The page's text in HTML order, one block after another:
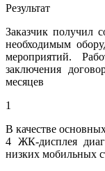
Результат
Заказчик получил
необходимым
мероприятий.
заключения
месяцев
1
В качестве
4 ЖК-дисплея
низких мобильных